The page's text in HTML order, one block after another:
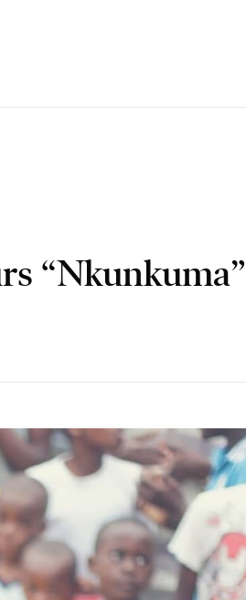
“Nkunkuma”